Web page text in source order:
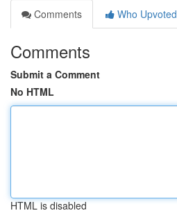
Comments
Who Upvoted
Comments
Submit a Comment
No HTML
HTML is disabled